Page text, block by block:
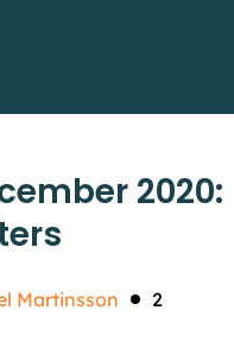
2020:
Martinsson 2